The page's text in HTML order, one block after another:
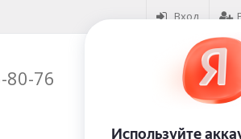
Вход
80-76 Корзина (
на сумму0